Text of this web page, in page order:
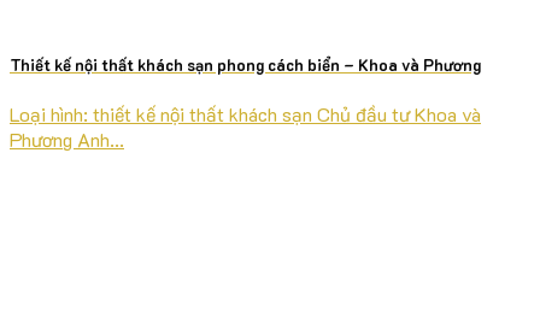
Thiết kế nội thất khách sạn phong cách biển – Khoa và Phương
Loại hình: thiết kế nội thất khách sạn Chủ đầu tư Khoa và
Phương Anh...